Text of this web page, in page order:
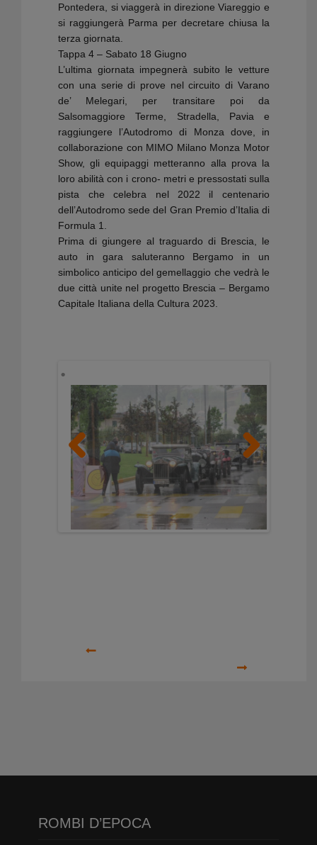
Pontedera, si viaggerà in direzione Viareggio e
si raggiungerà Parma per decretare chiusa la
terza giornata.
Tappa 4 – Sabato 18 Giugno
L’ultima giornata impegnerà subito le vetture
con una serie di prove nel circuito di Varano
de’ Melegari, per transitare poi da
Salsomaggiore Terme, Stradella, Pavia e
raggiungere l’Autodromo di Monza dove, in
collaborazione con MIMO Milano Monza Motor
Show, gli equipaggi metteranno alla prova la
loro abilità con i crono- metri e pressostati sulla
pista che celebra nel 2022 il centenario
dell’Autodromo sede del Gran Premio d’Italia di
Formula 1.
Prima di giungere al traguardo di Brescia, le
auto in gara saluteranno Bergamo in un
simbolico anticipo del gemellaggio che vedrà le
due città unite nel progetto Brescia – Bergamo
Capitale Italiana della Cultura 2023.
Previous Next
ROMBI D’EPOCA